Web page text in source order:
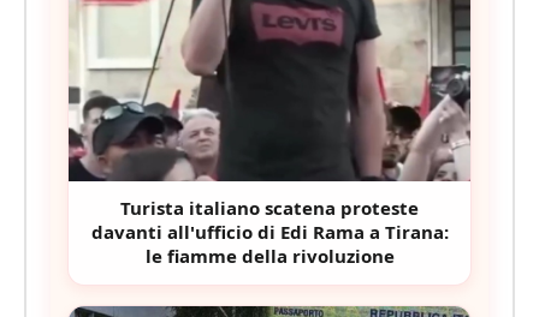
Turista italiano scatena proteste
davanti all'ufficio di Edi Rama a Tirana:
le fiamme della rivoluzione